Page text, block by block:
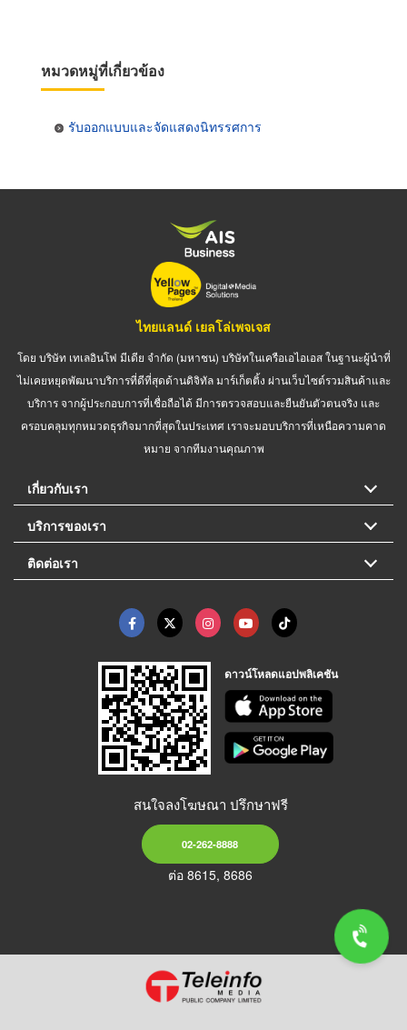
หมวดหมู่ที่เกี่ยวข้อง
รับออกแบบและจัดแสดงนิทรรศการ
ไทยแลนด์ เยลโล่เพจเจส
โดย บริษัท เทเลอินโฟ มีเดีย จำกัด (มหาชน) บริษัทในเครือเอไอเอส ในฐานะผู้นำที่
ไม่เคยหยุดพัฒนาบริการที่ดีที่สุดด้านดิจิทัล มาร์เก็ตติ้ง ผ่านเว็บไซต์รวมสินค้าและ
บริการ จากผู้ประกอบการที่เชื่อถือได้ มีการตรวจสอบและยืนยันตัวตนจริง และ
ครอบคลุมทุกหมวดธุรกิจมากที่สุดในประเทศ เราจะมอบบริการที่เหนือความคาด
หมาย จากทีมงานคุณภาพ
เกี่ยวกับเรา
บริการของเรา
ติดต่อเรา
ดาวน์โหลดแอปพลิเคชัน
สนใจลงโฆษณา ปรึกษาฟรี
02-262-8888
ต่อ 8615, 8686